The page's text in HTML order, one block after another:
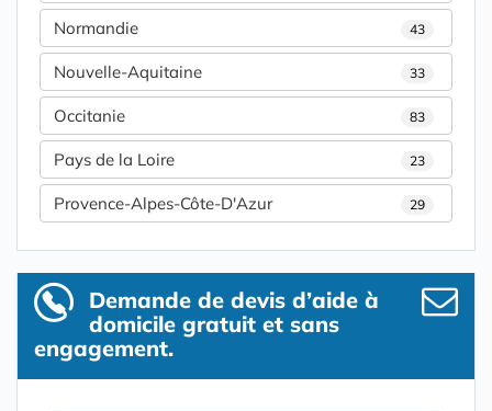
Normandie 43
Nouvelle-Aquitaine 33
Occitanie 83
Pays de la Loire 23
Provence-Alpes-Côte-D'Azur 29
Demande de devis d’aide à
domicile gratuit et sans
engagement.